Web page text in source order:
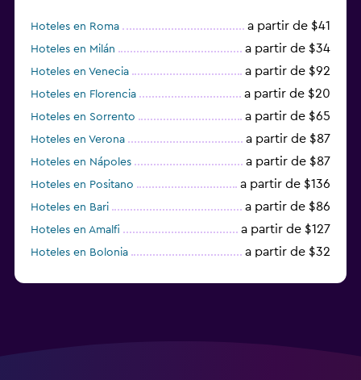
Hoteles en Roma a partir de $41
Hoteles en Milán a partir de $34
Hoteles en Venecia a partir de $92
Hoteles en Florencia a partir de $20
Hoteles en Sorrento a partir de $65
Hoteles en Verona a partir de $87
Hoteles en Nápoles a partir de $87
Hoteles en Positano a partir de $136
Hoteles en Bari a partir de $86
Hoteles en Amalfi a partir de $127
Hoteles en Bolonia a partir de $32